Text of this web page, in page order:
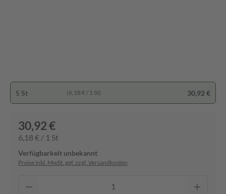
5 St (6,18 € / 1 St) 30,92 €
30,92 €
6,18 € / 1 St
Verfügbarkeit unbekannt
Preise inkl. MwSt. ggf. zzgl. Versandkosten